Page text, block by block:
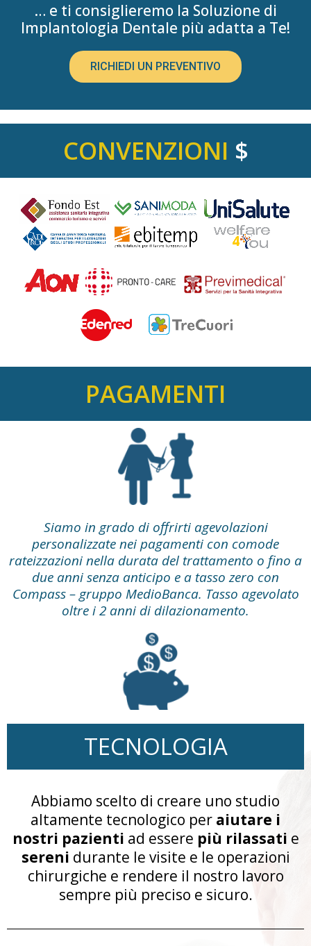
… e ti consiglieremo la Soluzione di
Implantologia Dentale più adatta a Te!
RICHIEDI UN PREVENTIVO
CONVENZIONI $
PAGAMENTI
Siamo in grado di offrirti agevolazioni
personalizzate nei pagamenti con comode
rateizzazioni nella durata del trattamento o fino a
due anni senza anticipo e a tasso zero con
Compass – gruppo MedioBanca. Tasso agevolato
oltre i 2 anni di dilazionamento.
TECNOLOGIA
Abbiamo scelto di creare uno studio
altamente tecnologico per aiutare i
nostri pazienti ad essere più rilassati e
sereni durante le visite e le operazioni
chirurgiche e rendere il nostro lavoro
sempre più preciso e sicuro.